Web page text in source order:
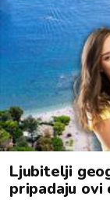
Ljubitelji
pripadaju ovi